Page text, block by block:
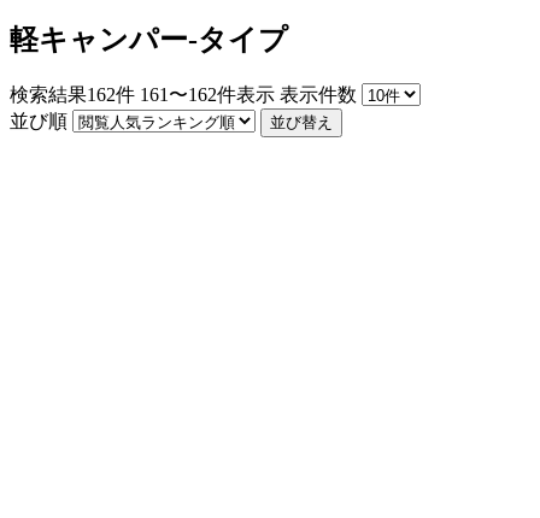
軽キャンパー-タイプ
検索結果162件 161〜162件表示 表示件数
並び順
並び替え